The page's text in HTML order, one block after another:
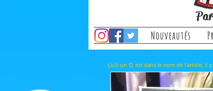
Nouveautés
(⚠️Si un ⏰ est dans le nom